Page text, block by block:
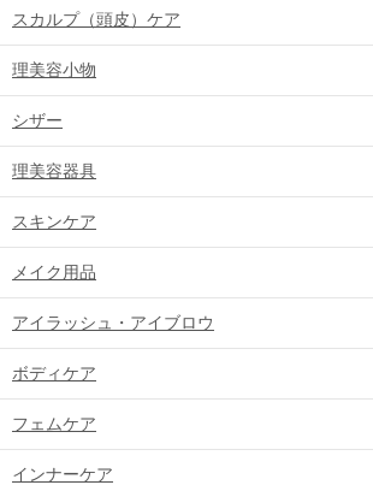
スカルプ（頭皮）ケア
理美容小物
シザー
理美容器具
スキンケア
メイク用品
アイラッシュ・アイブロウ
ボディケア
フェムケア
インナーケア